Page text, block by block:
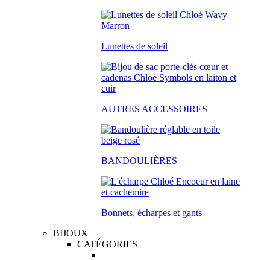
Lunettes de soleil
AUTRES ACCESSOIRES
BANDOULIÈRES
Bonnets, écharpes et gants
BIJOUX
CATÉGORIES